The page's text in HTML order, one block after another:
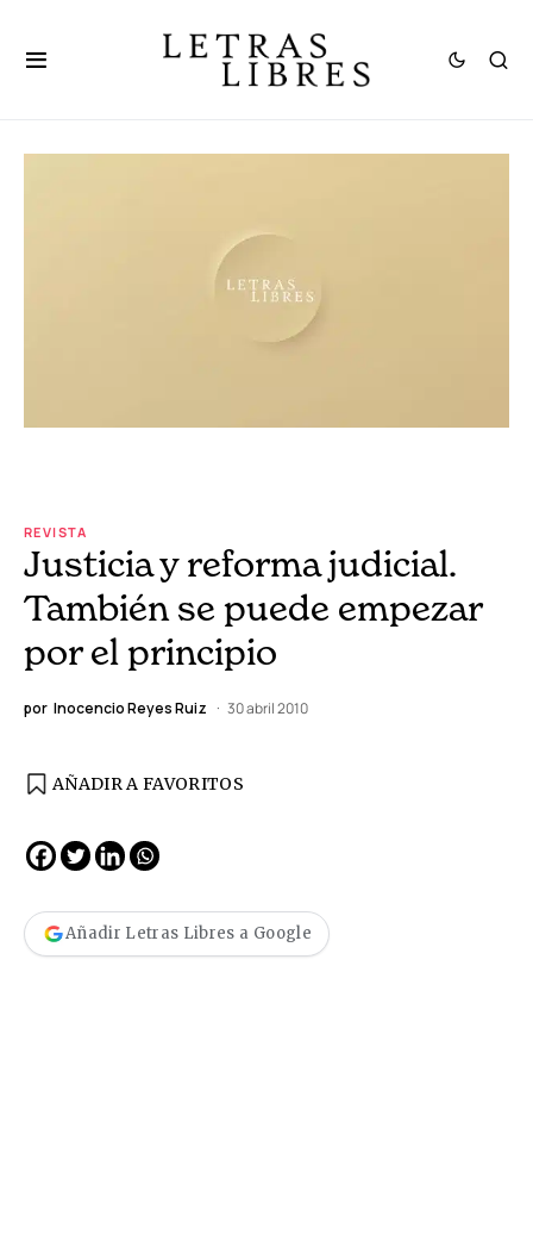
REVISTA
Justicia y reforma judicial.
También se puede empezar
por el principio
por Inocencio Reyes Ruiz 30 abril 2010
AÑADIR A FAVORITOS
Añadir Letras Libres a Google